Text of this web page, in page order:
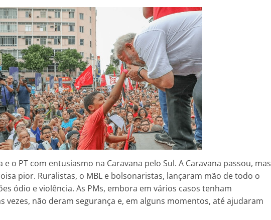
o PT com entusiasmo na Caravana pelo Sul. A Caravana passou, mas
pior. Ruralistas, o MBL e bolsonaristas, lançaram mão de todo o
ódio e violência. As PMs, embora em vários casos tenham
vezes, não deram segurança e, em alguns momentos, até ajudaram